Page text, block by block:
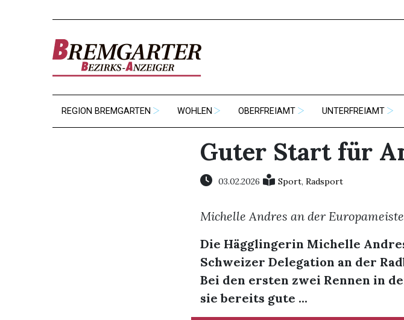
REGION BREMGARTEN WOHLEN OBERFREIAMT UNTERFREIAMT
Guter Start für
03.02.2026 Sport, Radsport
Michelle Andres an der
Die Hägglingerin Michelle
Schweizer Delegation an der
Bei den ersten zwei Rennen in
sie bereits gute ...